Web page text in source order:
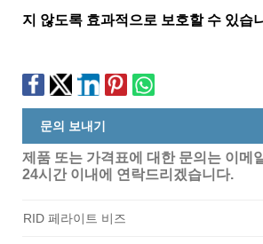
지 않도록 효과적으로 보호할 수 있습
문의 보내기
제품 또는 가격표에 대한 문의는 이메
24시간 이내에 연락드리겠습니다.